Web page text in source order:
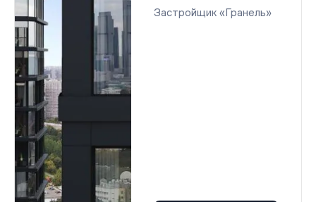
Застройщик «Гранель»